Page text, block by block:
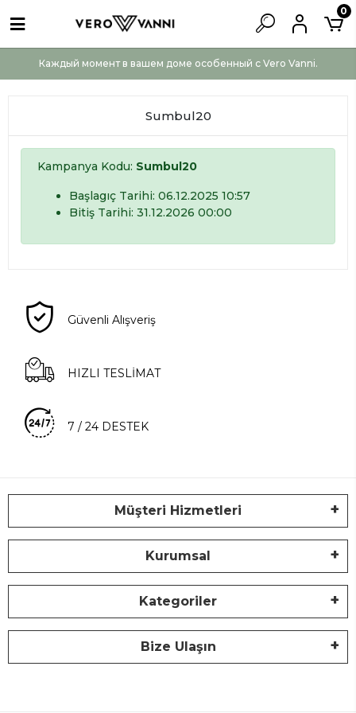
Каждый момент в вашем доме особенный с Vero Vanni.
0
Sumbul20
Kampanya Kodu: Sumbul20
Başlagıç Tarihi: 06.12.2025 10:57
Bitiş Tarihi: 31.12.2026 00:00
Güvenli Alışveriş
HIZLI TESLİMAT
7 / 24 DESTEK
Müşteri Hizmetleri
Kurumsal
Kategoriler
Bize Ulaşın